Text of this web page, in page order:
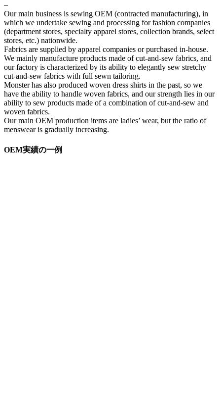
–
Our main business is sewing OEM (contracted manufacturing), in
which we undertake sewing and processing for fashion companies
(department stores, specialty apparel stores, collection brands, select
stores, etc.) nationwide.
Fabrics are supplied by apparel companies or purchased in-house.
We mainly manufacture products made of cut-and-sew fabrics, and
our factory is characterized by its ability to elegantly sew stretchy
cut-and-sew fabrics with full sewn tailoring.
Monster has also produced woven dress shirts in the past, so we
have the ability to handle woven fabrics, and our strength lies in our
ability to sew products made of a combination of cut-and-sew and
woven fabrics.
Our main OEM production items are ladies’ wear, but the ratio of
menswear is gradually increasing.
OEM実績の一例